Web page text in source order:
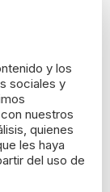
producto.
el color
la mezcla
20 minutos.
y los
sociales y
nuestros
quienes
les haya
del uso de